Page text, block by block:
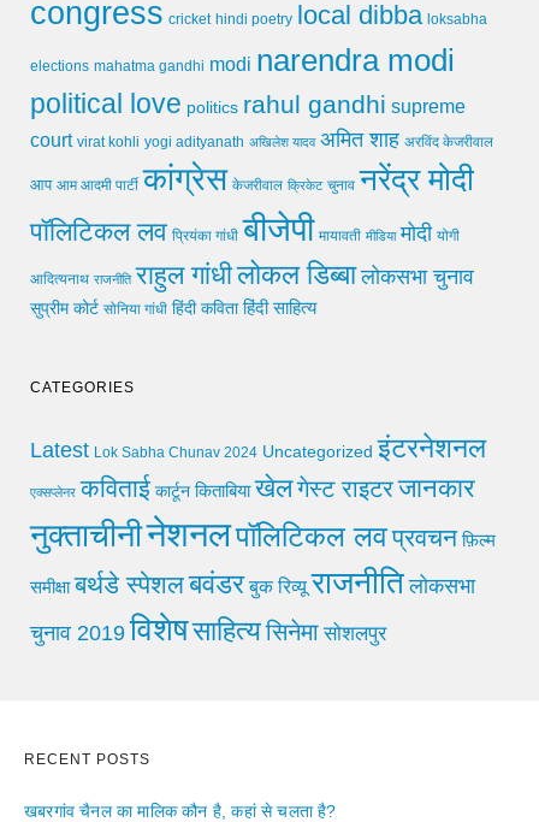
congress cricket hindi poetry local dibba loksabha
elections mahatma gandhi modi narendra modi
political love politics rahul gandhi supreme
court virat kohli yogi adityanath अखिलेश यादव अमित शाह अरविंद केजरीवाल
आप आम आदमी पार्टी कांग्रेस केजरीवाल क्रिकेट चुनाव नरेंद्र मोदी
पॉलिटिकल लव प्रियंका गांधी बीजेपी मायावती मीडिया मोदी योगी
आदित्यनाथ राजनीति राहुल गांधीलोकल डिब्बा लोकसभा चुनाव
सुप्रीम कोर्ट सोनिया गांधी हिंदी कविता हिंदी साहित्य
CATEGORIES
Latest Lok Sabha Chunav 2024 Uncategorized इंटरनेशनल
एक्सप्लेनर कविताई कार्टून किताबिया खेलगेस्ट राइटरजानकार
नुक्ताचीनीनेशनलपॉलिटिकल लवप्रवचन फ़िल्म
समीक्षा बर्थडे स्पेशलबवंडर बुक रिव्यू राजनीति लोकसभा
चुनाव 2019 विशेषसाहित्यसिनेमा सोशलपुर
RECENT POSTS
खबरगांव चैनल का मालिक कौन है, कहां से चलता है?